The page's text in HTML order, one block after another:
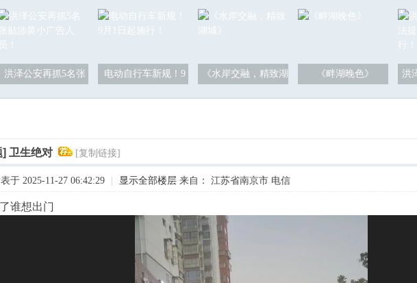
洪泽公安再抓5名张 电动自行车新规！9 《水岸交融，精致湖 《畔湖晚色》 洪
] 卫生绝对 [复制链接]
于 2025-11-27 06:42:29 显示全部楼层 来自： 江苏省南京市 电信
谁想出门